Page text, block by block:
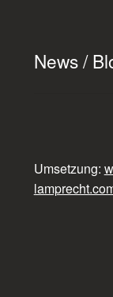
News /
Umsetzung: